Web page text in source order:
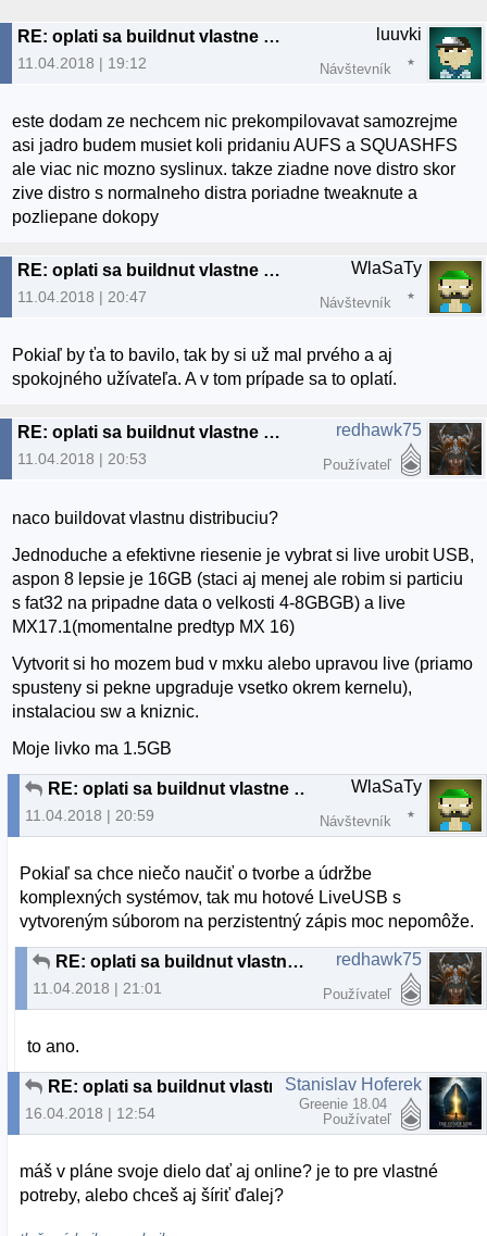
RE: oplati sa buildnut vlastne distro
11.04.2018 | 19:12
luuvki
Návštevník
este dodam ze nechcem nic prekompilovavat samozrejme
asi jadro budem musiet koli pridaniu AUFS a SQUASHFS
ale viac nic mozno syslinux. takze ziadne nove distro skor
zive distro s normalneho distra poriadne tweaknute a
pozliepane dokopy
RE: oplati sa buildnut vlastne distro
11.04.2018 | 20:47
WlaSaTy
Návštevník
Pokiaľ by ťa to bavilo, tak by si už mal prvého a aj
spokojného užívateľa. A v tom prípade sa to oplatí.
RE: oplati sa buildnut vlastne distro
11.04.2018 | 20:53
redhawk75
Používateľ
naco buildovat vlastnu distribuciu?
Jednoduche a efektivne riesenie je vybrat si live urobit USB,
aspon 8 lepsie je 16GB (staci aj menej ale robim si particiu
s fat32 na pripadne data o velkosti 4-8GBGB) a live
MX17.1(momentalne predtyp MX 16)
Vytvorit si ho mozem bud v mxku alebo upravou live (priamo
spusteny si pekne upgraduje vsetko okrem kernelu),
instalaciou sw a kniznic.
Moje livko ma 1.5GB
RE: oplati sa buildnut vlastne distro
11.04.2018 | 20:59
WlaSaTy
Návštevník
Pokiaľ sa chce niečo naučiť o tvorbe a údržbe
komplexných systémov, tak mu hotové LiveUSB s
vytvoreným súborom na perzistentný zápis moc nepomôže.
RE: oplati sa buildnut vlastne distro
11.04.2018 | 21:01
redhawk75
Používateľ
to ano.
RE: oplati sa buildnut vlastne distro
16.04.2018 | 12:54
Stanislav Hoferek
Greenie 18.04
Používateľ
máš v pláne svoje dielo dať aj online? je to pre vlastné
potreby, alebo chceš aj šíriť ďalej?